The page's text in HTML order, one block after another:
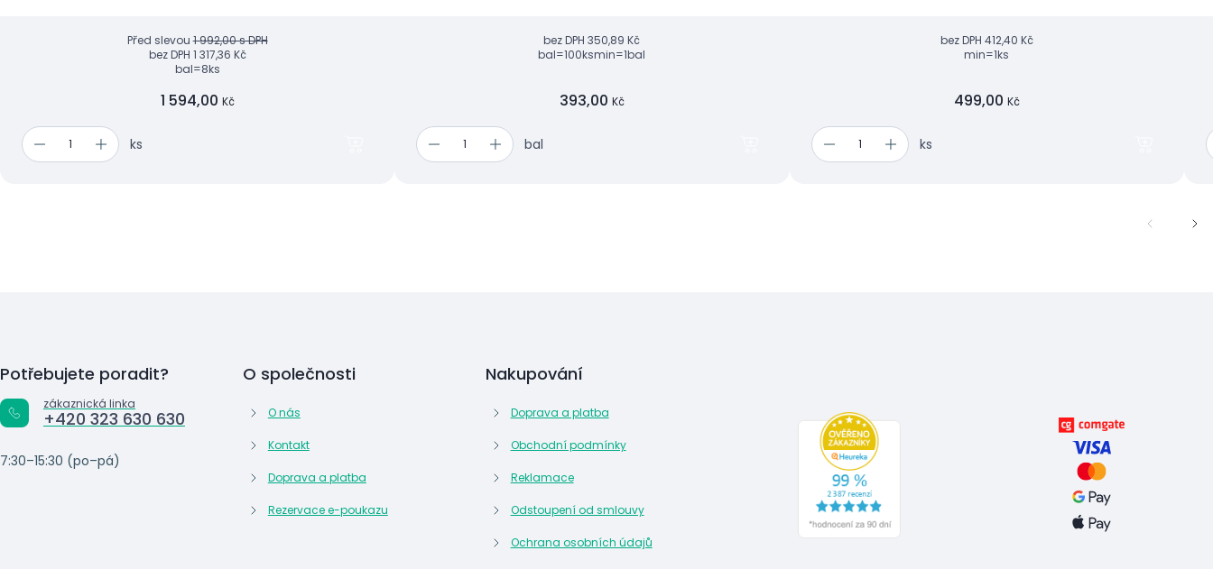
Před slevou1 992,00 s DPH
bez DPH 1 317,36 Kč
bal=8ks
1 594,00 Kč
ks
bez DPH 350,89 Kč
bal=100ksmin=1bal
393,00 Kč
bal
bez DPH 412,40 Kč
min=1ks
499,00 Kč
ks
Potřebujete poradit?
zákaznická linka
+420 323 630 630
7:30–15:30 (po–pá)
O společnosti
O nás
Kontakt
Doprava a platba
Rezervace e-poukazu
Nakupování
Doprava a platba
Obchodní podmínky
Reklamace
Odstoupení od smlouvy
Ochrana osobních údajů